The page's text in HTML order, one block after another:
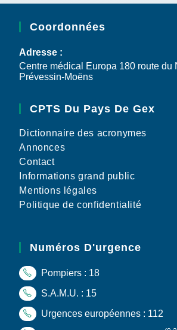
Coordonnées
Adresse :
Centre médical Europa 180 route du
Prévessin-Moëns
CPTS Du Pays De Gex
Dictionnaire des acronymes
Annonces
Contact
Informations grand public
Mentions légales
Politique de confidentialité
Numéros D'urgence
Pompiers : 18
S.A.M.U. : 15
Urgences européennes : 112